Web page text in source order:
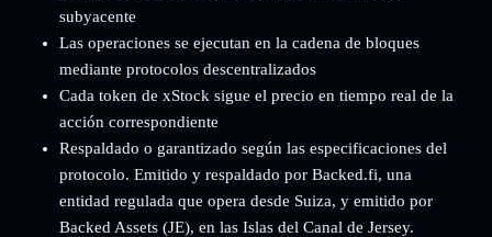
subyacente
Las operaciones se ejecutan en la cadena de bloques
mediante protocolos descentralizados
Cada token de xStock sigue el precio en tiempo real de la
acción correspondiente
Respaldado o garantizado según las especificaciones del
protocolo. Emitido y respaldado por Backed.fi, una
entidad regulada que opera desde Suiza, y emitido por
Backed Assets (JE), en las Islas del Canal de Jersey.